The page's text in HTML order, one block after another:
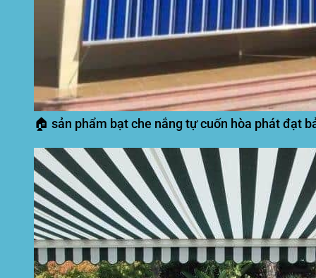
🏠 sản phẩm bạt che nắng tự cuốn hòa phát đạt